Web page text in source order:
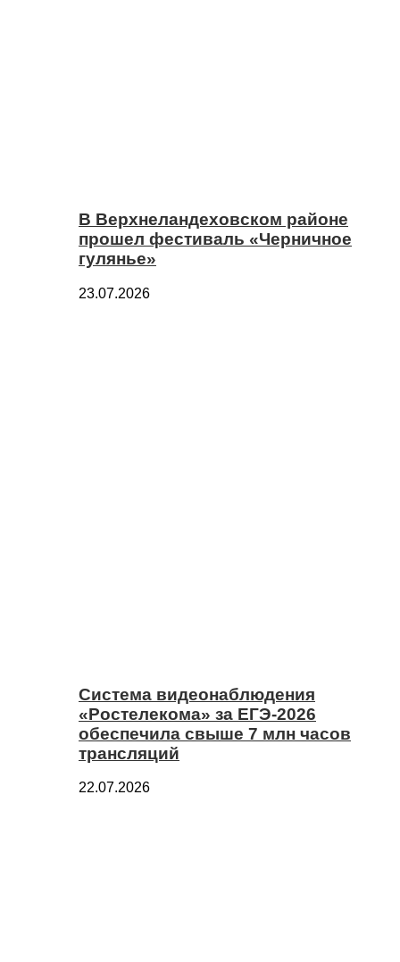
В Верхнеландеховском районе
прошел фестиваль «Черничное
гулянье»
23.07.2026
Система видеонаблюдения
«Ростелекома» за ЕГЭ-2026
обеспечила свыше 7 млн часов
трансляций
22.07.2026